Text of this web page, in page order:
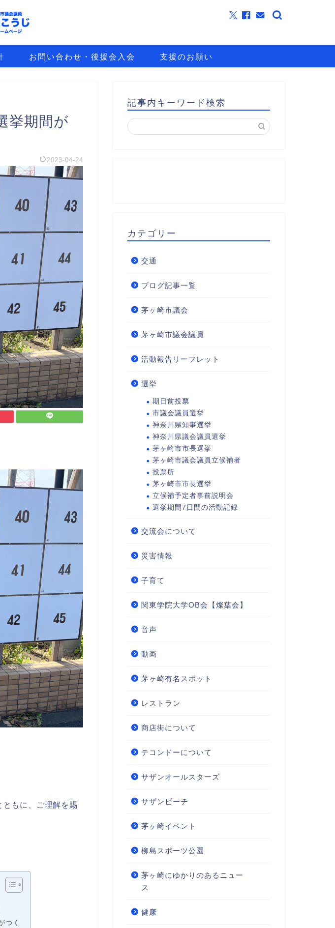
お問い合わせ・後援会入会 支援のお願い
挙期間が
2023-04-24
もに、ご理解を賜
つく
記事内キーワード検索
カテゴリー
交通
ブログ記事一覧
茅ヶ崎市議会
茅ヶ崎市議会議員
活動報告リーフレット
選挙
期日前投票
市議会議員選挙
神奈川県知事選挙
神奈川県議会議員選挙
茅ヶ崎市市長選挙
茅ヶ崎市議会議員立候補者
投票所
茅ヶ崎市市長選挙
立候補予定者事前説明会
選挙期間7日間の活動記録
交流会について
災害情報
子育て
関東学院大学OB会【燦葉会】
音声
動画
茅ヶ崎有名スポット
レストラン
商店街について
テコンドーについて
サザンオールスターズ
サザンビーチ
茅ヶ崎イベント
柳島スポーツ公園
茅ヶ崎にゆかりのあるニュー
ス
健康